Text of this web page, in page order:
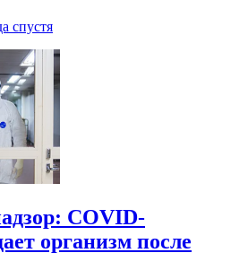
спустя
COVID-
организм после